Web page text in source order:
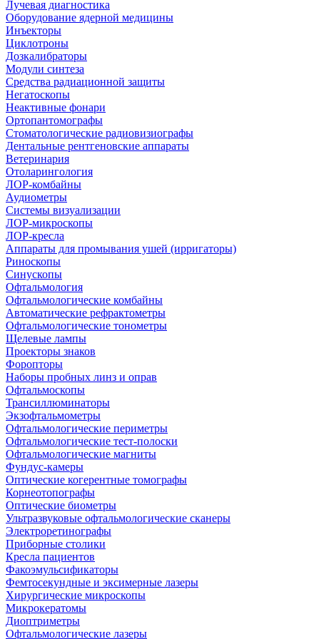
Лучевая диагностика
Оборудование ядерной медицины
Инъекторы
Циклотроны
Дозкалибраторы
Модули синтеза
Средства радиационной защиты
Негатоскопы
Неактивные фонари
Ортопантомографы
Стоматологические радиовизиографы
Дентальные рентгеновские аппараты
Ветеринария
Отоларингология
ЛОР-комбайны
Аудиометры
Системы визуализации
ЛОР-микроскопы
ЛОР-кресла
Аппараты для промывания ушей (ирригаторы)
Риноскопы
Синускопы
Офтальмология
Офтальмологические комбайны
Автоматические рефрактометры
Офтальмологические тонометры
Щелевые лампы
Проекторы знаков
Форопторы
Наборы пробных линз и оправ
Офтальмоскопы
Трансиллюминаторы
Экзофтальмометры
Офтальмологические периметры
Офтальмологические тест-полоски
Офтальмологические магниты
Фундус-камеры
Оптические когерентные томографы
Корнеотопографы
Оптические биометры
Ультразвуковые офтальмологические сканеры
Электроретинографы
Приборные столики
Кресла пациентов
Факоэмульсификаторы
Фемтосекундные и эксимерные лазеры
Хирургические микроскопы
Микрокератомы
Диоптриметры
Офтальмологические лазеры